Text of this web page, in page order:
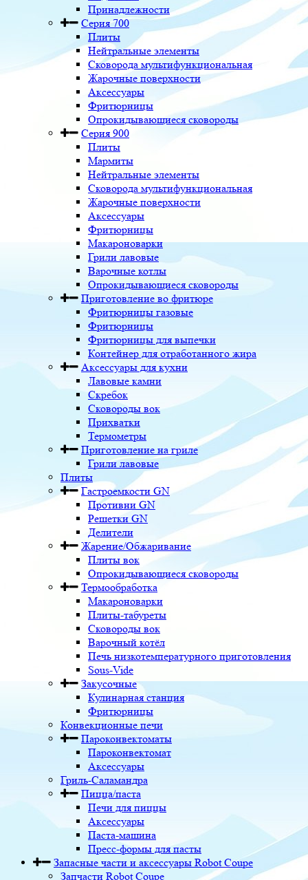
Принадлежности
Серия 700
Плиты
Нейтральные элементы
Сковорода мультифункциональная
Жарочные поверхности
Аксессуары
Фритюрницы
Опрокидывающиеся сковороды
Серия 900
Плиты
Мармиты
Нейтральные элементы
Сковорода мультифункциональная
Жарочные поверхности
Аксессуары
Фритюрницы
Макароноварки
Грили лавовые
Варочные котлы
Опрокидывающиеся сковороды
Приготовление во фритюре
Фритюрницы газовые
Фритюрницы
Фритюрницы для выпечки
Контейнер для отработанного жира
Аксессуары для кухни
Лавовые камни
Скребок
Сковороды вок
Прихватки
Термометры
Приготовление на гриле
Грили лавовые
Плиты
Гастроемкости GN
Противни GN
Решетки GN
Делители
Жарение/Обжаривание
Плиты вок
Опрокидывающиеся сковороды
Термообработка
Макароноварки
Плиты-табуреты
Сковороды вок
Варочный котёл
Печь низкотемпературного приготовления
Sous-Vide
Закусочные
Кулинарная станция
Фритюрницы
Конвекционные печи
Пароконвектоматы
Пароконвектомат
Аксессуары
Гриль-Саламандра
Пицца/паста
Печи для пиццы
Аксессуары
Паста-машина
Пресс-формы для пасты
Запасные части и аксессуары Robot Coupe
Запчасти Robot Coupe